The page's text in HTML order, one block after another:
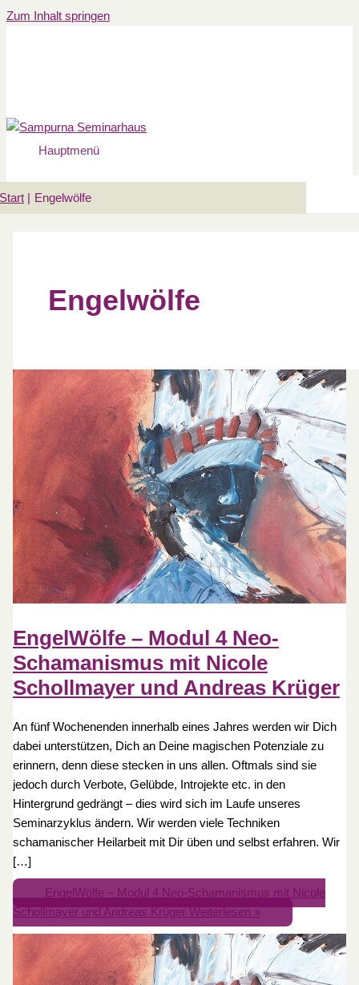
Zum Inhalt springen
Hauptmenü
Start Engelwölfe
Engelwölfe
EngelWölfe – Modul 4 Neo-
Schamanismus mit Nicole
Schollmayer und Andreas Krüger
An fünf Wochenenden innerhalb eines Jahres werden wir Dich
dabei unterstützen, Dich an Deine magischen Potenziale zu
erinnern, denn diese stecken in uns allen. Oftmals sind sie
jedoch durch Verbote, Gelübde, Introjekte etc. in den
Hintergrund gedrängt – dies wird sich im Laufe unseres
Seminarzyklus ändern. Wir werden viele Techniken
schamanischer Heilarbeit mit Dir üben und selbst erfahren. Wir
[…]
EngelWölfe – Modul 4 Neo-Schamanismus mit Nicole
Schollmayer und Andreas KrügerWeiterlesen »